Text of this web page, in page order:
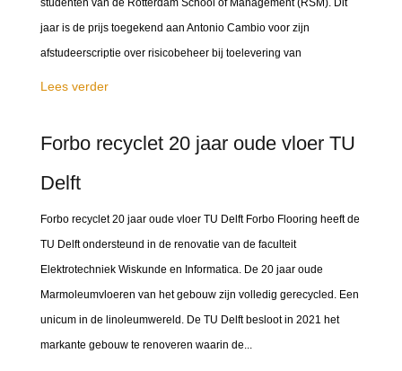
studenten van de Rotterdam School of Management (RSM). Dit
jaar is de prijs toegekend aan Antonio Cambio voor zijn
afstudeerscriptie over risicobeheer bij toelevering van
Lees verder
Forbo recyclet 20 jaar oude vloer TU
Delft
Forbo recyclet 20 jaar oude vloer TU Delft Forbo Flooring heeft de
TU Delft ondersteund in de renovatie van de faculteit
Elektrotechniek Wiskunde en Informatica. De 20 jaar oude
Marmoleumvloeren van het gebouw zijn volledig gerecycled. Een
unicum in de linoleumwereld. De TU Delft besloot in 2021 het
markante gebouw te renoveren waarin de...